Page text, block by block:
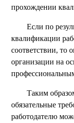
прохождении
Если по
квалификации
соответствии, то
организации на
Таким
обязательные
работодателю